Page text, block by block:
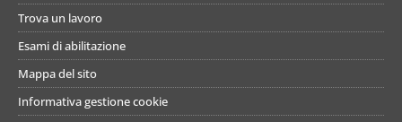
Trova un lavoro
Esami di abilitazione
Mappa del sito
Informativa gestione cookie